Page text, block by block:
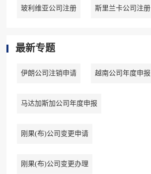
玻利维亚公司注册 斯里兰卡公司注册
最新专题
伊朗公司注销申请 越南公司年度申报
马达加斯加公司年度申报
刚果(布)公司变更申请
刚果(布)公司变更办理